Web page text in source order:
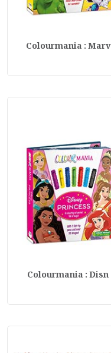
Colourmania : Marv
Colourmania : Disn